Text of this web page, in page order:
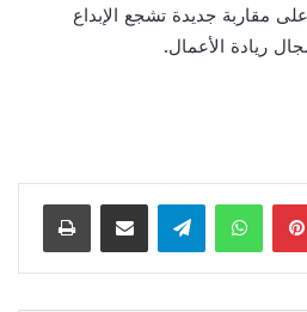
مقاربة جديدة تشجع الإبداع
ريادة الأعمال.
بينتيريستواتساب تيلقرام مشاركة عبر البريد طباعة